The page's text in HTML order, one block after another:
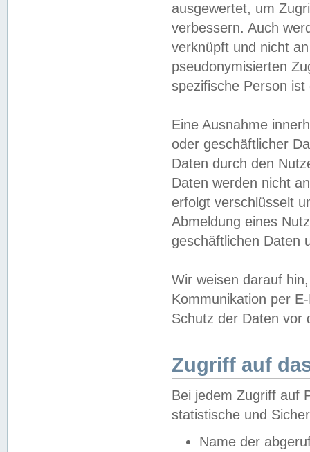
ausgewertet, um
verbessern. Auch
verknüpft und nicht
pseudonymisierten
spezifische Person
Eine Ausnahme
oder geschäftlicher
Daten durch den
Daten werden nicht
erfolgt verschlüsselt
Abmeldung eines
geschäftlichen Daten
Wir weisen darauf
Kommunikation per
Schutz der Daten vor
Zugriff auf
Bei jedem Zugriff auf
statistische und
Name der